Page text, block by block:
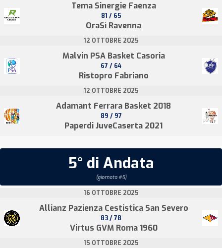
Tema Sinergie Faenza
81 / 65
OraSì Ravenna
12 OTTOBRE 2025
Malvin PSA Basket Casoria
67 / 64
Ristopro Fabriano
12 OTTOBRE 2025
Adamant Ferrara Basket 2018
89 / 97
Paperdi JuveCaserta 2021
5° di Andata
(giornata #5)
16 OTTOBRE 2025
Allianz Pazienza Cestistica San Severo
83 / 78
Virtus GVM Roma 1960
15 OTTOBRE 2025